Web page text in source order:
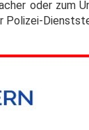
oder zum
Polizei-